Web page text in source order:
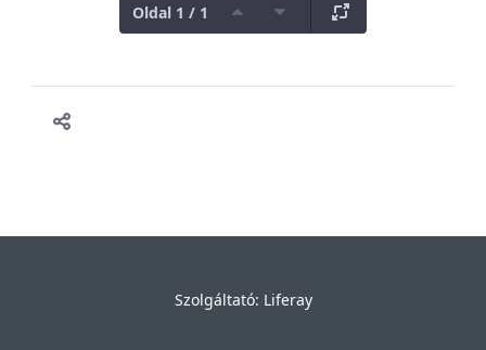
Oldal 1 / 1
Szolgáltató: Liferay